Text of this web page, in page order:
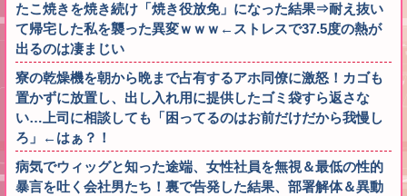
たこ焼きを焼き続け「焼き役放免」になった結果⇒耐え抜い
て帰宅した私を襲った異変ｗｗｗ←ストレスで37.5度の熱が
出るのは凄まじい
寮の乾燥機を朝から晩まで占有するアホ同僚に激怒！カゴも
置かずに放置し、出し入れ用に提供したゴミ袋すら返さな
い…上司に相談しても「困ってるのはお前だけだから我慢し
ろ」←はぁ？！
病気でウィッグと知った途端、女性社員を無視＆最低の性的
暴言を吐く会社男たち！裏で告発した結果、部署解体＆異動